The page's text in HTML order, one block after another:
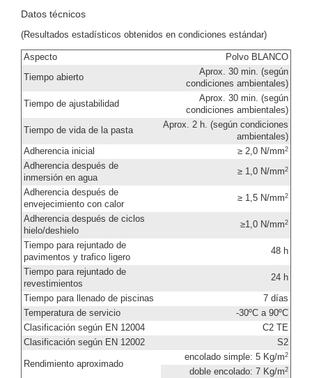
Datos técnicos
(Resultados estadísticos obtenidos en condiciones estándar)
Aspecto Polvo BLANCO
Tiempo abierto
Aprox. 30 min. (según
condiciones ambientales)
Tiempo de ajustabilidad
Aprox. 30 min. (según
condiciones ambientales)
Tiempo de vida de la pasta
Aprox. 2 h. (según condiciones
ambientales)
Adherencia inicial
≥ 2,0 N/mm2
Adherencia después de
inmersión en agua
≥ 1,0 N/mm2
Adherencia después de
envejecimiento con calor
≥ 1,5 N/mm2
Adherencia después de ciclos
hielo/deshielo
≥1,0 N/mm2
Tiempo para rejuntado de
pavimentos y trafico ligero
48 h
Tiempo para rejuntado de
revestimientos
24 h
Tiempo para llenado de piscinas
7 días
Temperatura de servicio
-30ºC a 90ºC
Clasificación según EN 12004
C2 TE
Clasificación según EN 12002
S2
Rendimiento aproximado
encolado simple: 5 Kg/m2
doble encolado: 7 Kg/m2